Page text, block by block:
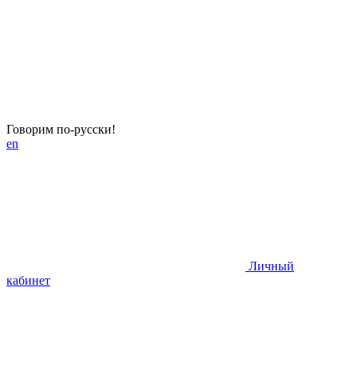
Говорим по-русски!
en
Личный
кабинет